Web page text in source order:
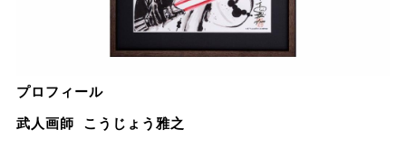
プロフィール
武人画師 こうじょう雅之